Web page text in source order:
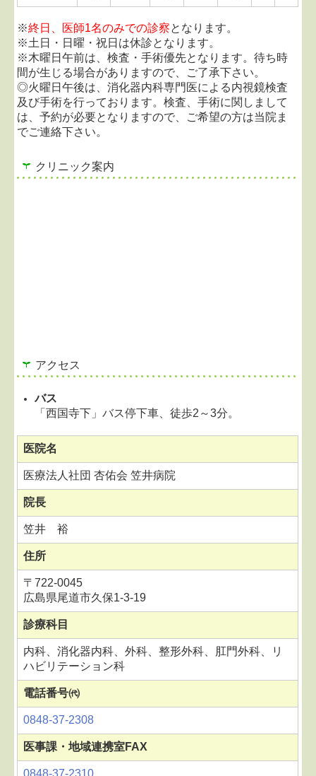
クリニック案内
アクセス
バス
「西国寺下」バス停下車、徒歩2～3分。
医院名
医療法人社団 杏佑会 笠井病院
院長
笠井 裕
住所
〒722-0045
広島県尾道市久保1-3-19
診療科目
内科、消化器内科、外科、整形外科、肛門外科、リ
ハビリテーション科
電話番号㈹
0848-37-2308
医事課・地域連携室FAX
※終日、医師1名のみでの診察となります。
※土日・日曜・祝日は休診となります。
※木曜日午前は、検査・手術優先となります。待ち時
間が生じる場合がありますので、ご了承下さい。
◎火曜日午後は、消化器内科専門医による内視鏡検査
及び手術を行っております。検査、手術に関しまして
は、予約が必要となりますので、ご希望の方は当院ま
でご連絡下さい。